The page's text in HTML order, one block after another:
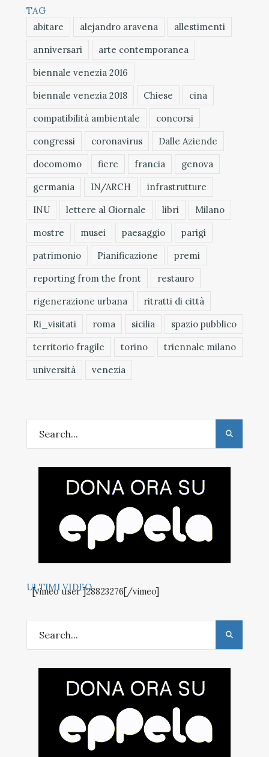
TAG
abitare
alejandro aravena
allestimenti
anniversari
arte contemporanea
biennale venezia 2016
biennale venezia 2018
Chiese
cina
compatibilità ambientale
concorsi
congressi
coronavirus
Dalle Aziende
docomomo
fiere francia
genova
germania
IN/ARCH
infrastrutture
INU
lettere al Giornale libri
Milano
mostre
musei paesaggio
parigi
patrimonio
Pianificazione
premi
reporting from the front
restauro
rigenerazione urbana
ritratti di città
Ri_visitati
roma sicilia
spazio pubblico
territorio fragile
torino
triennale milano
università
venezia
ULTIMI VIDEO
[vimeo user ]28823276[/vimeo]